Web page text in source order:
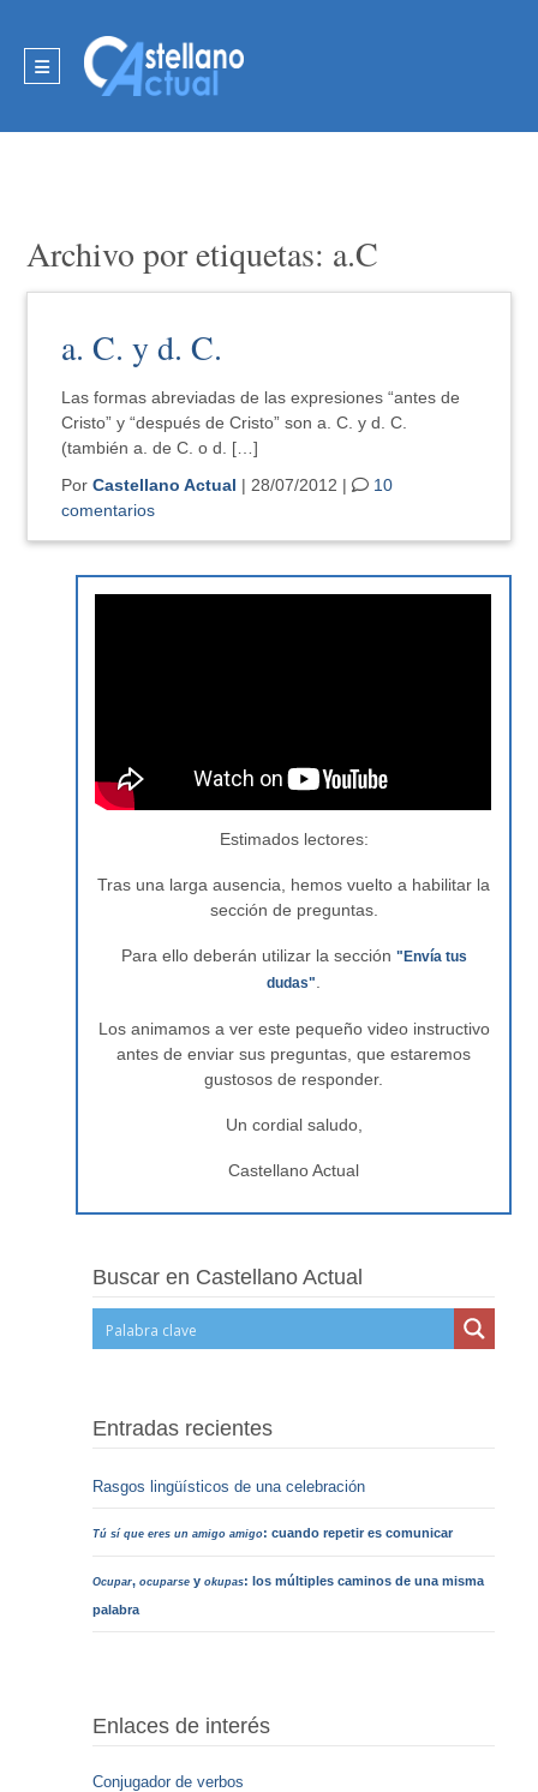
Archivo por etiquetas: a.C
a. C. y d. C.
Las formas abreviadas de las expresiones “antes de
Cristo” y “después de Cristo” son a. C. y d. C.
(también a. de C. o d. […]
PorCastellano Actual | 28/07/2012 |
10
comentarios
Estimados lectores:
Tras una larga ausencia, hemos vuelto a habilitar la
sección de preguntas.
Para ello deberán utilizar la sección "Envía tus
dudas"
Los animamos a ver este pequeño video instructivo
antes de enviar sus preguntas, que estaremos
gustosos de responder.
Un cordial saludo,
Castellano Actual
Buscar en Castellano Actual
Entradas recientes
Rasgos lingüísticos de una celebración
Tú sí que eres un amigo amigo: cuando repetir es comunicar
Ocupar,ocuparse yokupas: los múltiples caminos de una misma
palabra
Enlaces de interés
Conjugador de verbos